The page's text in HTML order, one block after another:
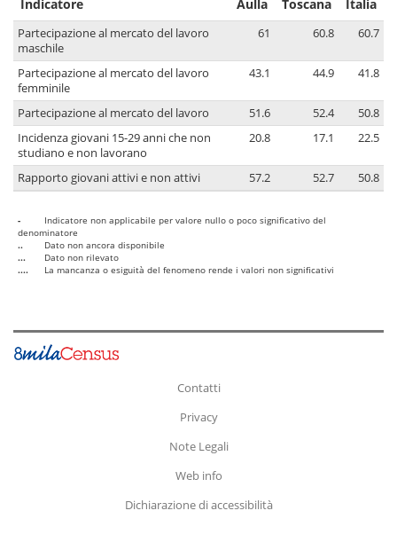
Indicatore Aulla Toscana Italia
Partecipazione al mercato del lavoro
maschile
61 60.8 60.7
Partecipazione al mercato del lavoro
femminile
43.1 44.9 41.8
Partecipazione al mercato del lavoro 51.6 52.4
50.8
Incidenza giovani 15-29 anni che non
studiano e non lavorano
20.8 17.1 22.5
Rapporto giovani attivi e non attivi 57.2 52.7 50.8
-
Indicatore non applicabile per valore nullo o poco significativo del
denominatore
..
Dato non ancora disponibile
...
Dato non rilevato
....
La mancanza o esiguità del fenomeno rende i valori non significativi
Contatti
Privacy
Note Legali
Web info
Dichiarazione di accessibilità